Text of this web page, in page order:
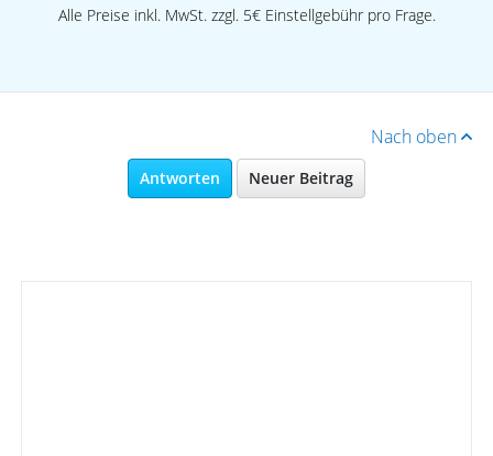
Alle Preise inkl. MwSt. zzgl. 5€ Einstellgebühr pro Frage.
Nach oben
Antworten Neuer Beitrag